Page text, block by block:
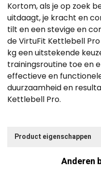
Kortom, als je op zoek
uitdaagt, je kracht en
tilt en een stevige en
de VirtuFit Kettlebell
kg een uitstekende
trainingsroutine toe en
effectieve en
duurzaamheid en
Kettlebell Pro.
Product eigenschappen
Anderen